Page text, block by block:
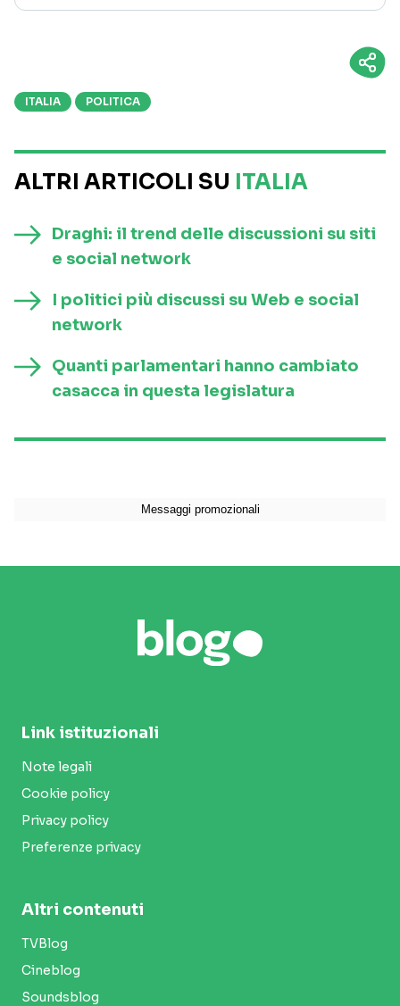
ITALIA POLITICA
ALTRI ARTICOLI SU ITALIA
Draghi: il trend delle discussioni su siti
e social network
I politici più discussi su Web e social
network
Quanti parlamentari hanno cambiato
casacca in questa legislatura
Link istituzionali
Note legali
Cookie policy
Privacy policy
Preferenze privacy
Altri contenuti
TVBlog
Cineblog
Soundsblog